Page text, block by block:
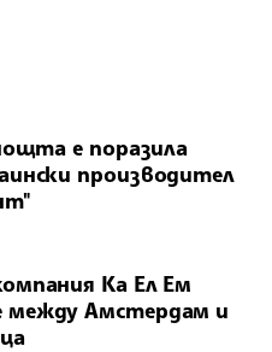
е поразила
производител
Ка Ел Ем
между Амстердам и